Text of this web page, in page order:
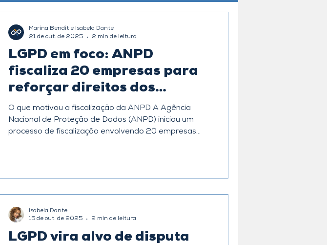
LGPD em foco: ANPD
fiscaliza 20 empresas para
reforçar direitos dos
titulares de dados
O que motivou a fiscalização da ANPD A Agência
Nacional de Proteção de Dados (ANPD) iniciou um
processo de fiscalização envolvendo 20 empresas
falta de canais de comunicação eficazes com titulares
divulgado pela ANPD , qu
Marina Bendit e Isabela Dante
21 de out. de 2025
2 min de leitura
LGPD vira alvo de disputa
Isabela Dante
15 de out. de 2025
2 min de leitura